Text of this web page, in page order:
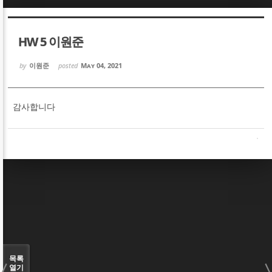
HW 5 이원준
by 이원준 posted May 04, 2021
감사합니다
목록
열기
Sketchbook5, 스케치북5
Sketchbook5, 스케치북5
Sketchbook5, 스케치북5
Sketchbook5, 스케치북5